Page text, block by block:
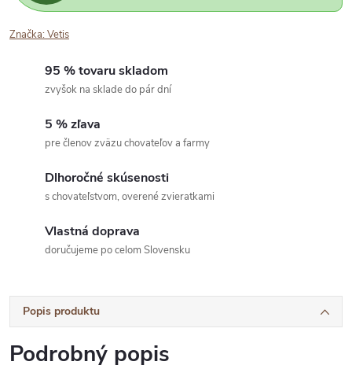
Značka:Vetis
95 % tovaru skladom
zvyšok na sklade do pár dní
5 % zľava
pre členov zväzu chovateľov a farmy
Dlhoročné skúsenosti
s chovateľstvom, overené zvieratkami
Vlastná doprava
doručujeme po celom Slovensku
Popis produktu
Podrobný popis